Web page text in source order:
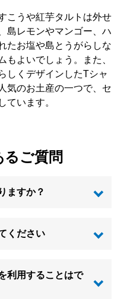
こうや紅芋タルトは外せ
島レモンやマンゴー、ハ
たお塩や島とうがらしな
もよいでしょう。また、
しくデザインしたTシャ
気のお土産の一つで、セ
ています。
るご質問
ますか？
ください
利用することはで